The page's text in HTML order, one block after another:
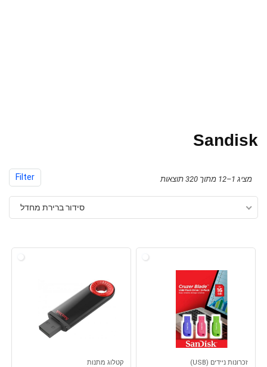
Sandisk
Filter מציג 1–12 מתוך 320 תוצאות
סידור ברירת מחדל
זכרונות ניידים (USB) קטלוג מתנות